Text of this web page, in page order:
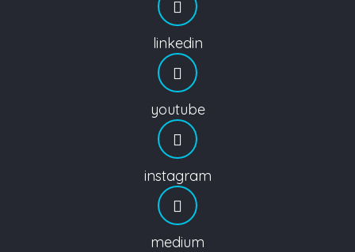
linkedin
youtube
instagram
medium